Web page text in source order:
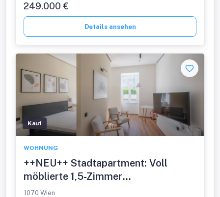
249.000 €
Details ansehen
Kauf
WOHNUNG
++NEU++ Stadtapartment: Voll
möblierte 1,5-Zimmer
Altbauwohnung in toller Lage!
1070 Wien